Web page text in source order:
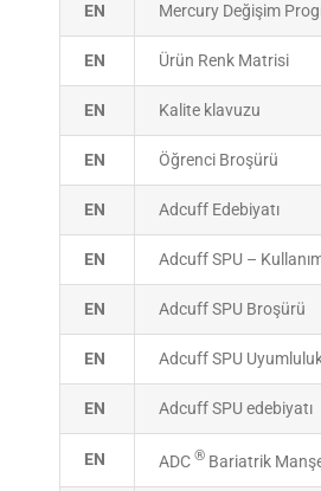
EN Mercury Değişim
EN Ürün Renk Matrisi
EN Kalite klavuzu
EN Öğrenci Broşürü
EN Adcuff Edebiyatı
EN Adcuff SPU –
EN Adcuff SPU Broşürü
EN Adcuff SPU
EN Adcuff SPU edebiyatı
EN ADC ® Bariatrik